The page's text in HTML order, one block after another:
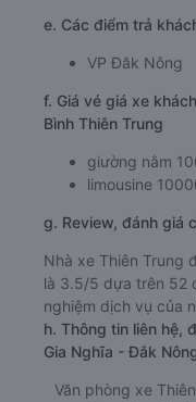
e. Các điểm trả
VP Đăk Nông
f. Giá vé giá xe
Bình Thiên Trung
giường nằm
limousine
g. Review, đánh giá
Nhà xe Thiên Trung
là 3.5/5 dựa trên 52
nghiệm dịch vụ của
h. Thông tin liên hệ,
Gia Nghĩa - Đắk
Văn phòng xe